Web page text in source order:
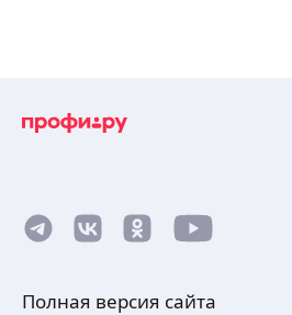
Полная версия сайта